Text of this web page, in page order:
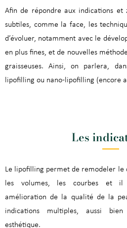
Afin de répondre aux indications et
subtiles, comme la face, les
d’évoluer, notamment avec le
en plus fines, et de nouvelles
graisseuses. Ainsi, on parlera,
lipofilling ou nano-lipofilling (encore
Les
Le lipofilling permet de remodeler le
les volumes, les courbes et il
amélioration de la qualité de la
indications multiples, aussi bien
esthétique.